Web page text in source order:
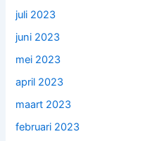
juli 2023
juni 2023
mei 2023
april 2023
maart 2023
februari 2023